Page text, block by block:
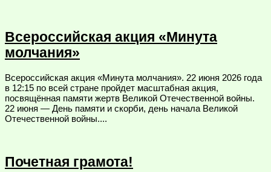
Всероссийская акция «Минута
молчания»
Всероссийская акция «Минута молчания». 22 июня 2026 года
в 12:15 по всей стране пройдет масштабная акция,
посвящённая памяти жертв Великой Отечественной войны.
22 июня — День памяти и скорби, день начала Великой
Отечественной войны....
Почетная грамота!